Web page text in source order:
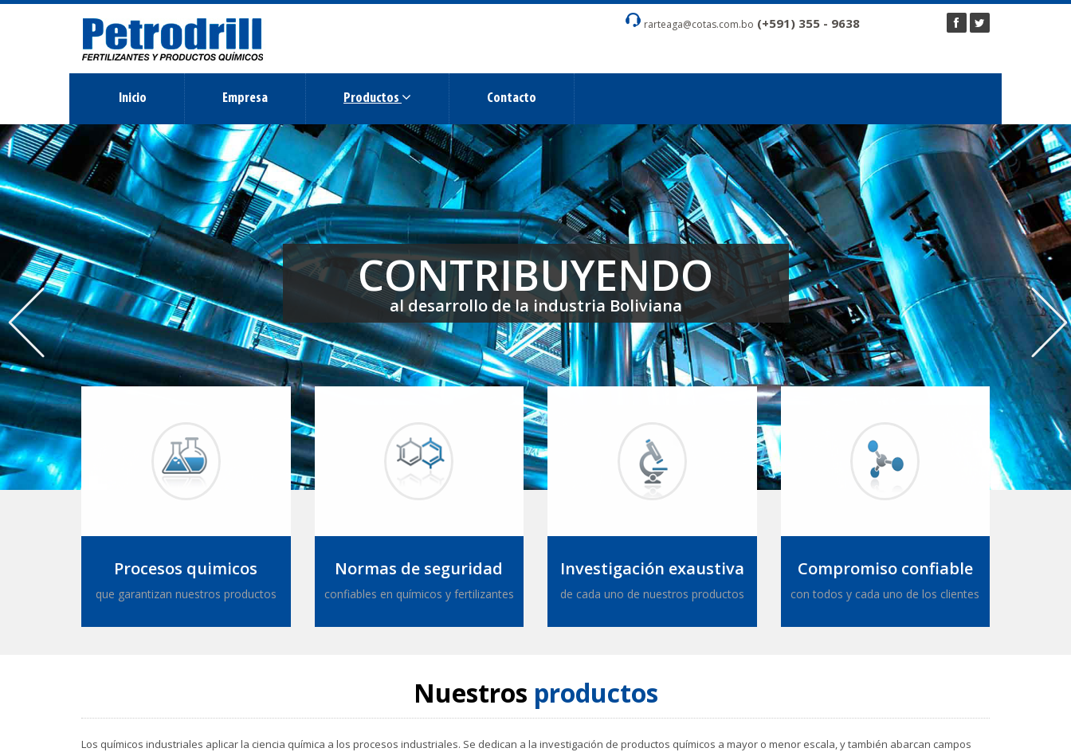
rarteaga@cotas.com.bo (+591) 355 - 9638
Inicio Empresa Productos Contacto
CONTRIBUYENDO
al desarrollo de la industria Boliviana
CONTRIBUYENDO
al desarrollo de la industria Boliviana
CONTRIBUYENDO
al desarrollo de la industria Boliviana
Procesos quimicos
que garantizan nuestros productos
Normas de seguridad
confiables en químicos y fertilizantes
Investigación exaustiva
de cada uno de nuestros productos
Compromiso confiable
con todos y cada uno de los clientes
Nuestros productos
Los químicos industriales aplicar la ciencia química a los procesos industriales. Se dedican a la investigación de productos químicos a mayor o menor escala, y también abarcan campos